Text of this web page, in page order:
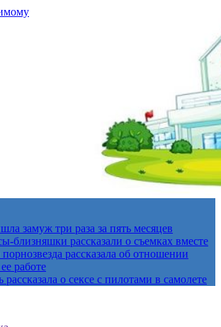
замуж три раза за пять месяцев
близняшки рассказали о съемках вместе
рассказала об отношении
работе
о сексе с пилотами в самолете